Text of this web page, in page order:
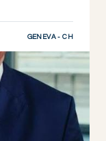
GENEVA - CH